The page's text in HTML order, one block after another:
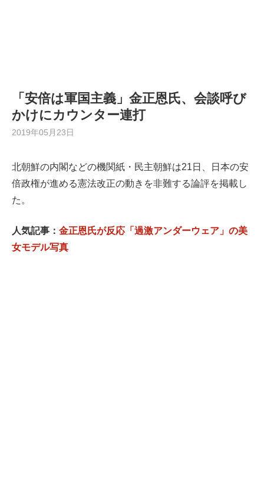
「安倍は軍国主義」金正恩氏、会談呼び
かけにカウンター連打
2019年05月23日
北朝鮮の内閣などの機関紙・民主朝鮮は21日、日本の安
倍政権が進める憲法改正の動きを非難する論評を掲載し
た。
人気記事： 金正恩氏が反応「過激アンダーウェア」の美
女モデル写真